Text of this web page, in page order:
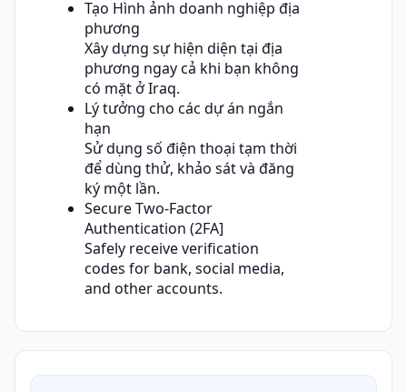
Tạo Hình ảnh doanh nghiệp địa
phương
Xây dựng sự hiện diện tại địa
phương ngay cả khi bạn không
có mặt ở Iraq.
Lý tưởng cho các dự án ngắn
hạn
Sử dụng số điện thoại tạm thời
để dùng thử, khảo sát và đăng
ký một lần.
Secure Two-Factor
Authentication (2FA]
Safely receive verification
codes for bank, social media,
and other accounts.